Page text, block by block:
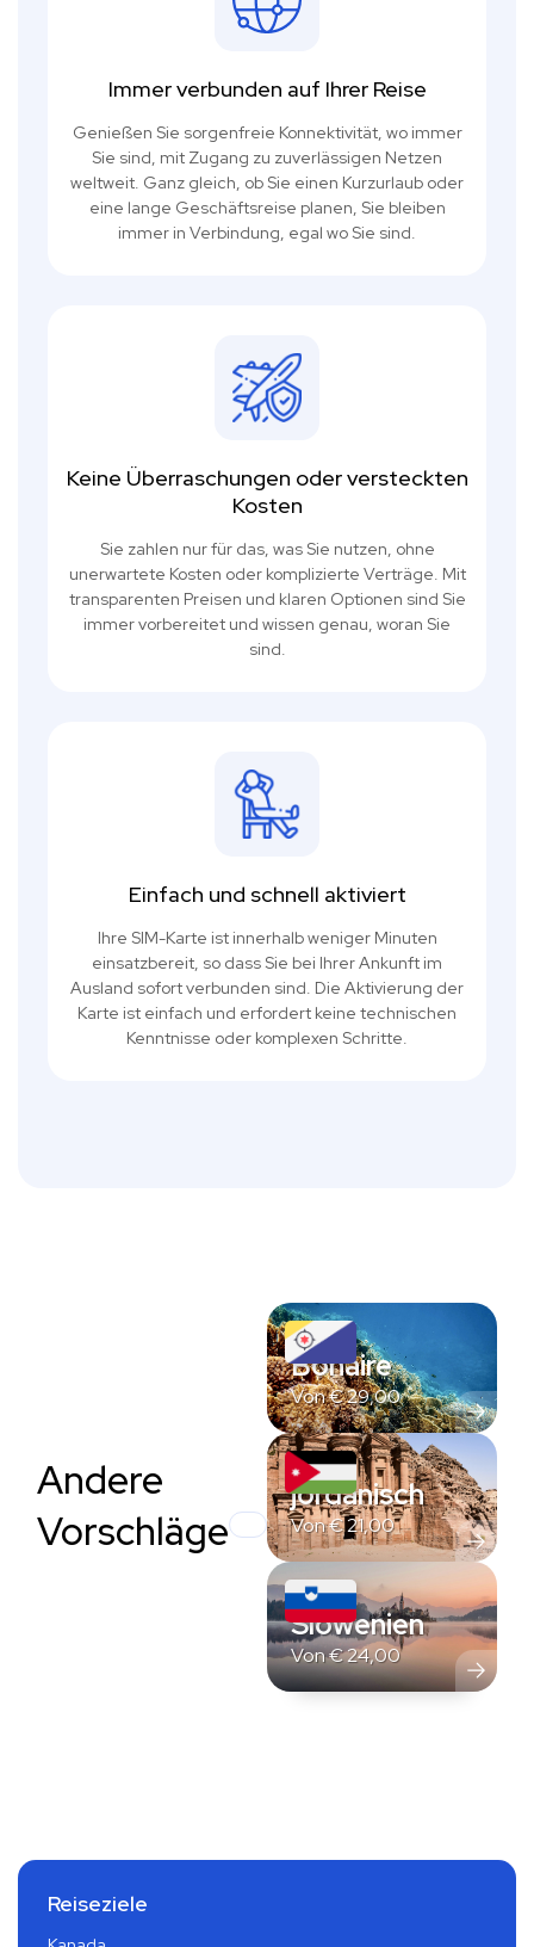
Immer verbunden auf Ihrer Reise
Genießen Sie sorgenfreie Konnektivität, wo immer
Sie sind, mit Zugang zu zuverlässigen Netzen
weltweit. Ganz gleich, ob Sie einen Kurzurlaub oder
eine lange Geschäftsreise planen, Sie bleiben
immer in Verbindung, egal wo Sie sind.
Keine Überraschungen oder versteckten
Kosten
Sie zahlen nur für das, was Sie nutzen, ohne
unerwartete Kosten oder komplizierte Verträge. Mit
transparenten Preisen und klaren Optionen sind Sie
immer vorbereitet und wissen genau, woran Sie
sind.
Einfach und schnell aktiviert
Ihre SIM-Karte ist innerhalb weniger Minuten
einsatzbereit, so dass Sie bei Ihrer Ankunft im
Ausland sofort verbunden sind. Die Aktivierung der
Karte ist einfach und erfordert keine technischen
Kenntnisse oder komplexen Schritte.
Andere
Vorschläge
Bonaire
Von€29,00
jordanisch
Von€21,00
Slowenien
Von€24,00
Reiseziele